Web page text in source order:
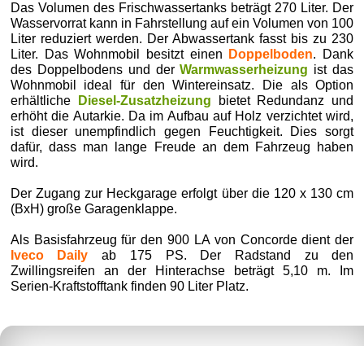
Das Volumen des Frischwassertanks beträgt 270 Liter. Der
Wasservorrat kann in Fahrstellung auf ein Volumen von 100
Liter reduziert werden. Der Abwassertank fasst bis zu 230
Liter. Das Wohnmobil besitzt einen
Doppelboden. Dank
des Doppelbodens und derWarmwasserheizung ist das
Wohnmobil ideal für den Wintereinsatz. Die als Option
erhältliche
Diesel-Zusatzheizung bietet Redundanz und
erhöht die Autarkie. Da im Aufbau auf Holz verzichtet wird,
ist dieser unempfindlich gegen Feuchtigkeit. Dies sorgt
dafür, dass man lange Freude an dem Fahrzeug haben
wird.
Der Zugang zur Heckgarage erfolgt über die 120 x 130 cm
(BxH) große Garagenklappe.
Als Basisfahrzeug für den 900 LA von Concorde dient der
Iveco Daily ab 175 PS. Der Radstand zu den
Zwillingsreifen an der Hinterachse beträgt 5,10 m. Im
Serien-Kraftstofftank finden 90 Liter Platz.